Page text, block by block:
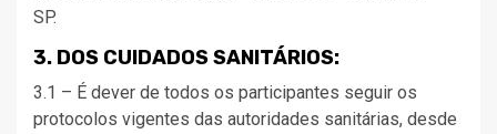
SP.
3. DOS CUIDADOS SANITÁRIOS:
3.1 – É dever de todos os participantes seguir os
protocolos vigentes das autoridades sanitárias, desde